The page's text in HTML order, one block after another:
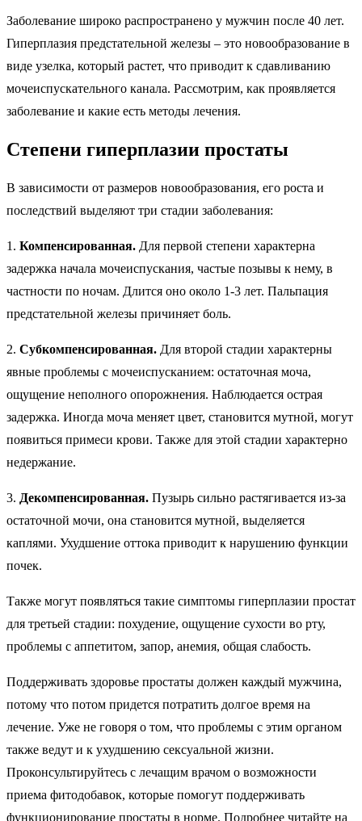
Заболевание широко распространено у мужчин после 40 лет.
Гиперплазия предстательной железы – это новообразование в
виде узелка, который растет, что приводит к сдавливанию
мочеиспускательного канала. Рассмотрим, как проявляется
заболевание и какие есть методы лечения.
Степени гиперплазии простаты
В зависимости от размеров новообразования, его роста и
последствий выделяют три стадии заболевания:
1. Компенсированная. Для первой степени характерна
задержка начала мочеиспускания, частые позывы к нему, в
частности по ночам. Длится оно около 1-3 лет. Пальпация
предстательной железы причиняет боль.
2. Субкомпенсированная. Для второй стадии характерны
явные проблемы с мочеиспусканием: остаточная моча,
ощущение неполного опорожнения. Наблюдается острая
задержка. Иногда моча меняет цвет, становится мутной, могут
появиться примеси крови. Также для этой стадии характерно
недержание.
3. Декомпенсированная. Пузырь сильно растягивается из-за
остаточной мочи, она становится мутной, выделяется
каплями. Ухудшение оттока приводит к нарушению функции
почек.
Также могут появляться такие симптомы гиперплазии простат
для третьей стадии: похудение, ощущение сухости во рту,
проблемы с аппетитом, запор, анемия, общая слабость.
Поддерживать здоровье простаты должен каждый мужчина,
потому что потом придется потратить долгое время на
лечение. Уже не говоря о том, что проблемы с этим органом
также ведут и к ухудшению сексуальной жизни.
Проконсультируйтесь с лечащим врачом о возможности
приема фитодобавок, которые помогут поддерживать
функционирование простаты в норме. Подробнее читайте на